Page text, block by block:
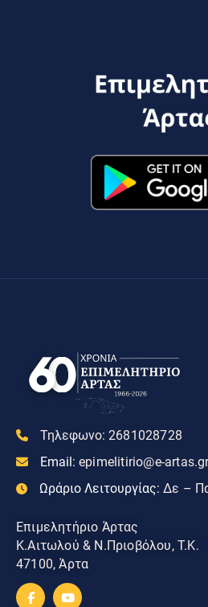
Τηλεφωνο: 2681028728
Email: epimelitirio@e-
Ωράριο Λειτουργίας: Δε –
Επιμελητήριο Άρτας
Κ.Αιτωλού & Ν.Πριοβόλου, Τ.Κ.
47100, Άρτα